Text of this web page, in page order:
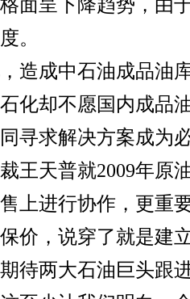
面呈下降趋势，由
。
造成中石油成品油
化却不愿国内成品
寻求解决方案成为
王天普就2009年原
上进行协作，更重
价，说穿了就是建
待两大石油巨头跟